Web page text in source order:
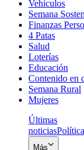
Vehículos
Semana
Finanzas
4 Patas
Salud
Loterías
Educación
Contenido en
Semana Rural
Mujeres
Últimas
noticiasPolítica
Más